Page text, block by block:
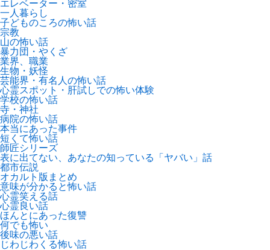
エレベーター・密室
一人暮らし
子どものころの怖い話
宗教
山の怖い話
暴力団・やくざ
業界、職業
生物・妖怪
芸能界・有名人の怖い話
心霊スポット・肝試しでの怖い体験
学校の怖い話
寺・神社
病院の怖い話
本当にあった事件
短くて怖い話
師匠シリーズ
表に出てない、あなたの知っている「ヤバい」話
都市伝説
オカルト版まとめ
意味が分かると怖い話
心霊笑える話
心霊良い話
ほんとにあった復讐
何でも怖い
後味の悪い話
じわじわくる怖い話